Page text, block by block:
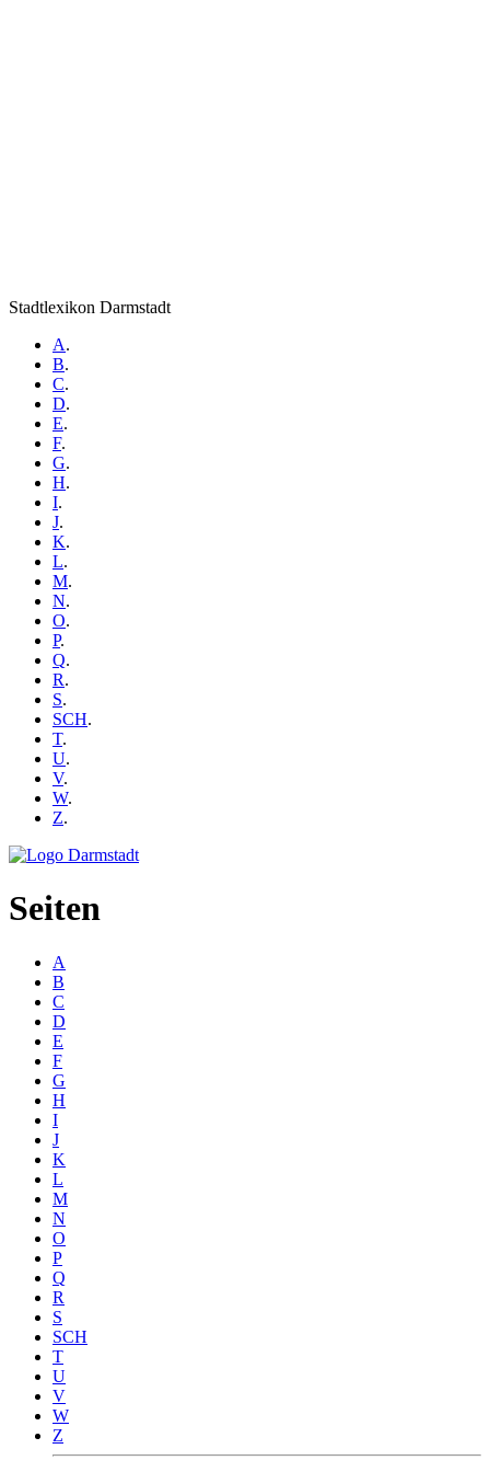
Stadtlexikon Darmstadt
A.
B.
C.
D.
E.
F.
G.
H.
I.
J.
K.
L.
M.
N.
O.
P.
Q.
R.
S.
SCH.
T.
U.
V.
W.
Z.
Seiten
A
B
C
D
E
F
G
H
I
J
K
L
M
N
O
P
Q
R
S
SCH
T
U
V
W
Z